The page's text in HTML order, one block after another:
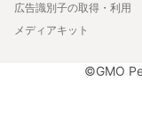
広告識別子の取得・利用
メディアキット
©GMO